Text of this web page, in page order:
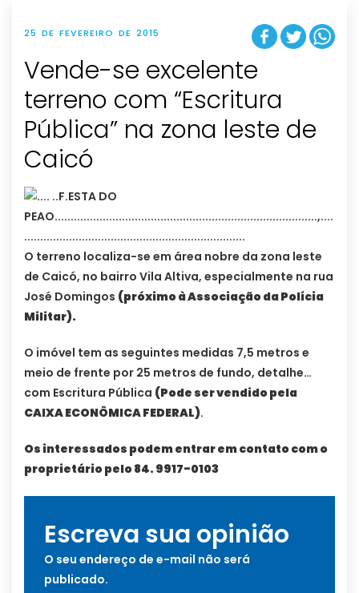
25 DE FEVEREIRO DE 2015
Vende-se excelente
terreno com “Escritura
Pública” na zona leste de
Caicó
O terreno localiza-se em área nobre da zona leste
de Caicó, no bairro Vila Altiva, especialmente na rua
José Domingos (próximo à Associação da Polícia
Militar).
O imóvel tem as seguintes medidas 7,5 metros e
meio de frente por 25 metros de fundo, detalhe…
com Escritura Pública (Pode ser vendido pela
CAIXA ECONÔMICA FEDERAL).
Os interessados podem entrar em contato com o
proprietário pelo 84. 9917-0103
Escreva sua opinião
O seu endereço de e-mail não será
publicado.